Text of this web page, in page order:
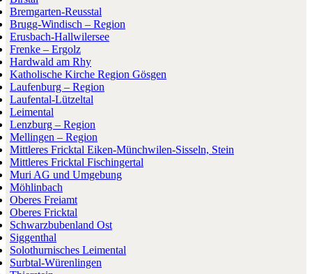
Bremgarten-Reusstal
Brugg-Windisch – Region
Erusbach-Hallwilersee
Frenke – Ergolz
Hardwald am Rhy
Katholische Kirche Region Gösgen
Laufenburg – Region
Laufental-Lützeltal
Leimental
Lenzburg – Region
Mellingen – Region
Mittleres Fricktal Eiken-Münchwilen-Sisseln, Stein
Mittleres Fricktal Fischingertal
Muri AG und Umgebung
Möhlinbach
Oberes Freiamt
Oberes Fricktal
Schwarzbubenland Ost
Siggenthal
Solothurnisches Leimental
Surbtal-Würenlingen